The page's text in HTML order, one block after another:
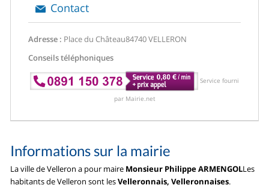
Contact
Adresse : Place du Château84740 VELLERON
Conseils téléphoniques
Service fourni
par Mairie.net
Informations sur la mairie
La ville de Velleron a pour maire Monsieur Philippe ARMENGOLLes
habitants de Velleron sont lesVelleronnais, Velleronnaises.